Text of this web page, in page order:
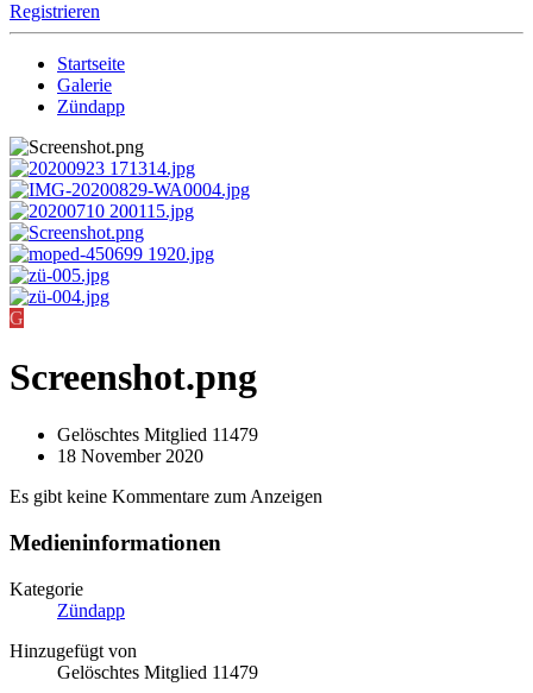
Registrieren
Startseite
Galerie
Zündapp
G
Screenshot.png
Gelöschtes Mitglied 11479
18 November 2020
Es gibt keine Kommentare zum Anzeigen
Medieninformationen
Kategorie
Zündapp
Hinzugefügt von
Gelöschtes Mitglied 11479